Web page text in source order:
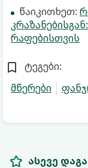
წაიკითხეთ:
რაფებისთვის
ტეგები:
მწერები
ასევე